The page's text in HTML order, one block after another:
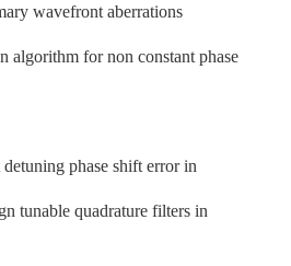
wavefront aberrations
algorithm for non constant phase
phase shift error in
tunable quadrature filters in